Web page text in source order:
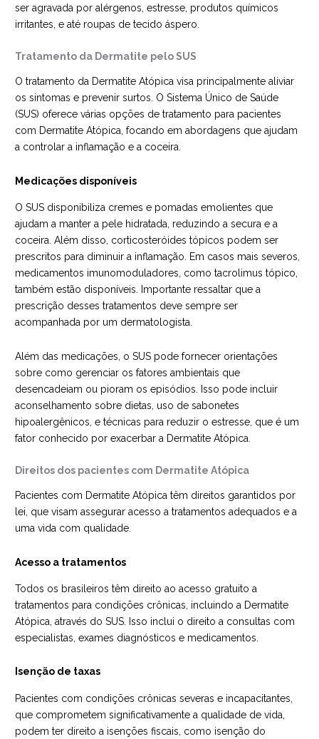
ser agravada por alérgenos, estresse, produtos químicos
irritantes, e até roupas de tecido áspero.
Tratamento da Dermatite pelo SUS
O tratamento da Dermatite Atópica visa principalmente aliviar
os sintomas e prevenir surtos. O Sistema Único de Saúde
(SUS) oferece várias opções de tratamento para pacientes
com Dermatite Atópica, focando em abordagens que ajudam
a controlar a inflamação e a coceira.
Medicações disponíveis
O SUS disponibiliza cremes e pomadas emolientes que
ajudam a manter a pele hidratada, reduzindo a secura e a
coceira. Além disso, corticosteróides tópicos podem ser
prescritos para diminuir a inflamação. Em casos mais severos,
medicamentos imunomoduladores, como tacrolimus tópico,
também estão disponíveis. Importante ressaltar que a
prescrição desses tratamentos deve sempre ser
acompanhada por um dermatologista.
Além das medicações, o SUS pode fornecer orientações
sobre como gerenciar os fatores ambientais que
desencadeiam ou pioram os episódios. Isso pode incluir
aconselhamento sobre dietas, uso de sabonetes
hipoalergênicos, e técnicas para reduzir o estresse, que é um
fator conhecido por exacerbar a Dermatite Atópica.
Direitos dos pacientes com Dermatite Atópica
Pacientes com Dermatite Atópica têm direitos garantidos por
lei, que visam assegurar acesso a tratamentos adequados e a
uma vida com qualidade.
Acesso a tratamentos
Todos os brasileiros têm direito ao acesso gratuito a
tratamentos para condições crônicas, incluindo a Dermatite
Atópica, através do SUS. Isso inclui o direito a consultas com
especialistas, exames diagnósticos e medicamentos.
Isenção de taxas
Pacientes com condições crônicas severas e incapacitantes,
que comprometem significativamente a qualidade de vida,
podem ter direito a isenções fiscais, como isenção do